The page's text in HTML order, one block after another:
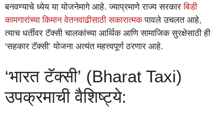
बनवण्याचे ध्येय या योजनेमागे आहे. ज्याप्रमाणे राज्य सरकारबिडी
कामगारांच्या किमान वेतनवाढीसाठी सकारात्मकपावले उचलत आहे,
त्याच धर्तीवर टॅक्सी चालकांच्या आर्थिक आणि सामाजिक सुरक्षेसाठी ही
‘सहकार टॅक्सी’ योजना अत्यंत महत्त्वपूर्ण ठरणार आहे.
‘भारत टॅक्सी’ (Bharat Taxi)
उपक्रमाची वैशिष्ट्ये: